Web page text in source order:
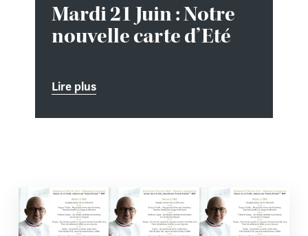
Mardi 21 Juin : Notre
nouvelle carte d’Eté
Lire plus